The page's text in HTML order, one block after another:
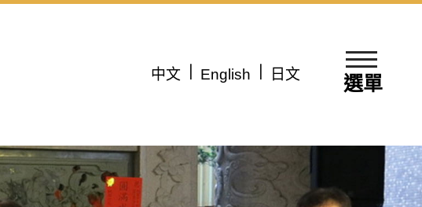
中文 English 日文 選單